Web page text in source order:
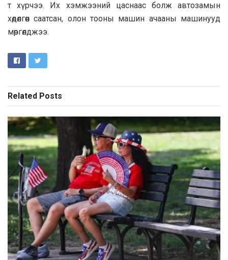
т хүрчээ. Их хэмжээний цаснаас болж автозамын
хөдөлгөөн саатсан, олон тооны машин ачааны машинууд
мөргөлджээ.
Related Posts